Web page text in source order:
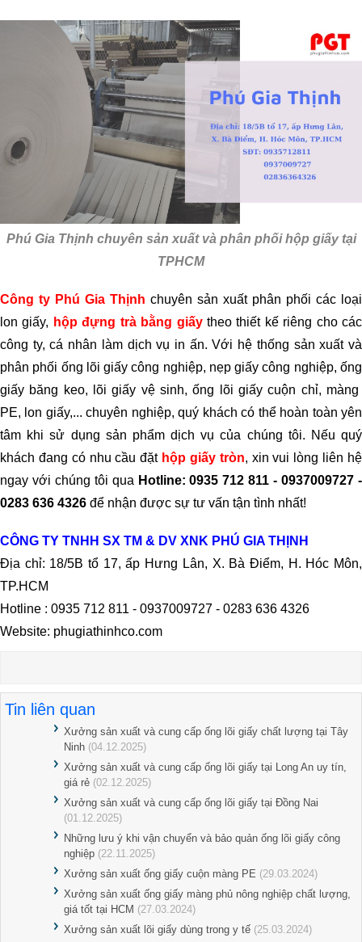
Phú Gia Thịnh chuyên sản xuất và phân phối hộp giấy tại
TPHCM
Công ty Phú Gia Thịnh chuyên sản xuất phân phối các loại
lon giấy, hộp đựng trà bằng giấytheo thiết kế riêng cho các
công ty, cá nhân làm dịch vụ in ấn. Với hệ thống sản xuất và
phân phối ống lõi giấy công nghiệp, nẹp giấy công nghiệp, ống
giấy băng keo, lõi giấy vệ sinh, ống lõi giấy cuộn chỉ, màng
PE, lon giấy,... chuyên nghiệp, quý khách có thể hoàn toàn yên
tâm khi sử dụng sản phẩm dịch vụ của chúng tôi. Nếu quý
khách đang có nhu cầu đặt hộp giấy tròn, xin vui lòng liên hệ
ngay với chúng tôi qua Hotline: 0935 712 811 - 0937009727 -
0283 636 4326 để nhận được sự tư vấn tận tình nhất!
CÔNG TY TNHH SX TM & DV XNK PHÚ GIA THỊNH
Địa chỉ: 18/5B tổ 17, ấp Hưng Lân, X. Bà Điểm, H. Hóc Môn,
TP.HCM
Hotline : 0935 712 811 - 0937009727 - 0283 636 4326
Website: phugiathinhco.com
Tin liên quan
Xưởng sản xuất và cung cấp ống lõi giấy chất lượng tại Tây
Ninh (04.12.2025)
Xưởng sản xuất và cung cấp ống lõi giấy tại Long An uy tín,
giá rẻ (02.12.2025)
Xưởng sản xuất và cung cấp ống lõi giấy tại Đồng Nai
(01.12.2025)
Những lưu ý khi vận chuyển và bảo quản ống lõi giấy công
nghiệp (22.11.2025)
Xưởng sản xuất ống giấy cuộn màng PE (29.03.2024)
Xưởng sản xuất ống giấy màng phủ nông nghiệp chất lượng,
giá tốt tại HCM (27.03.2024)
Xưởng sản xuất lõi giấy dùng trong y tế (25.03.2024)